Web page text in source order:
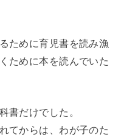
ために育児書を読み漁
ために本を読んでいた
書だけでした。
てからは、わが子のた